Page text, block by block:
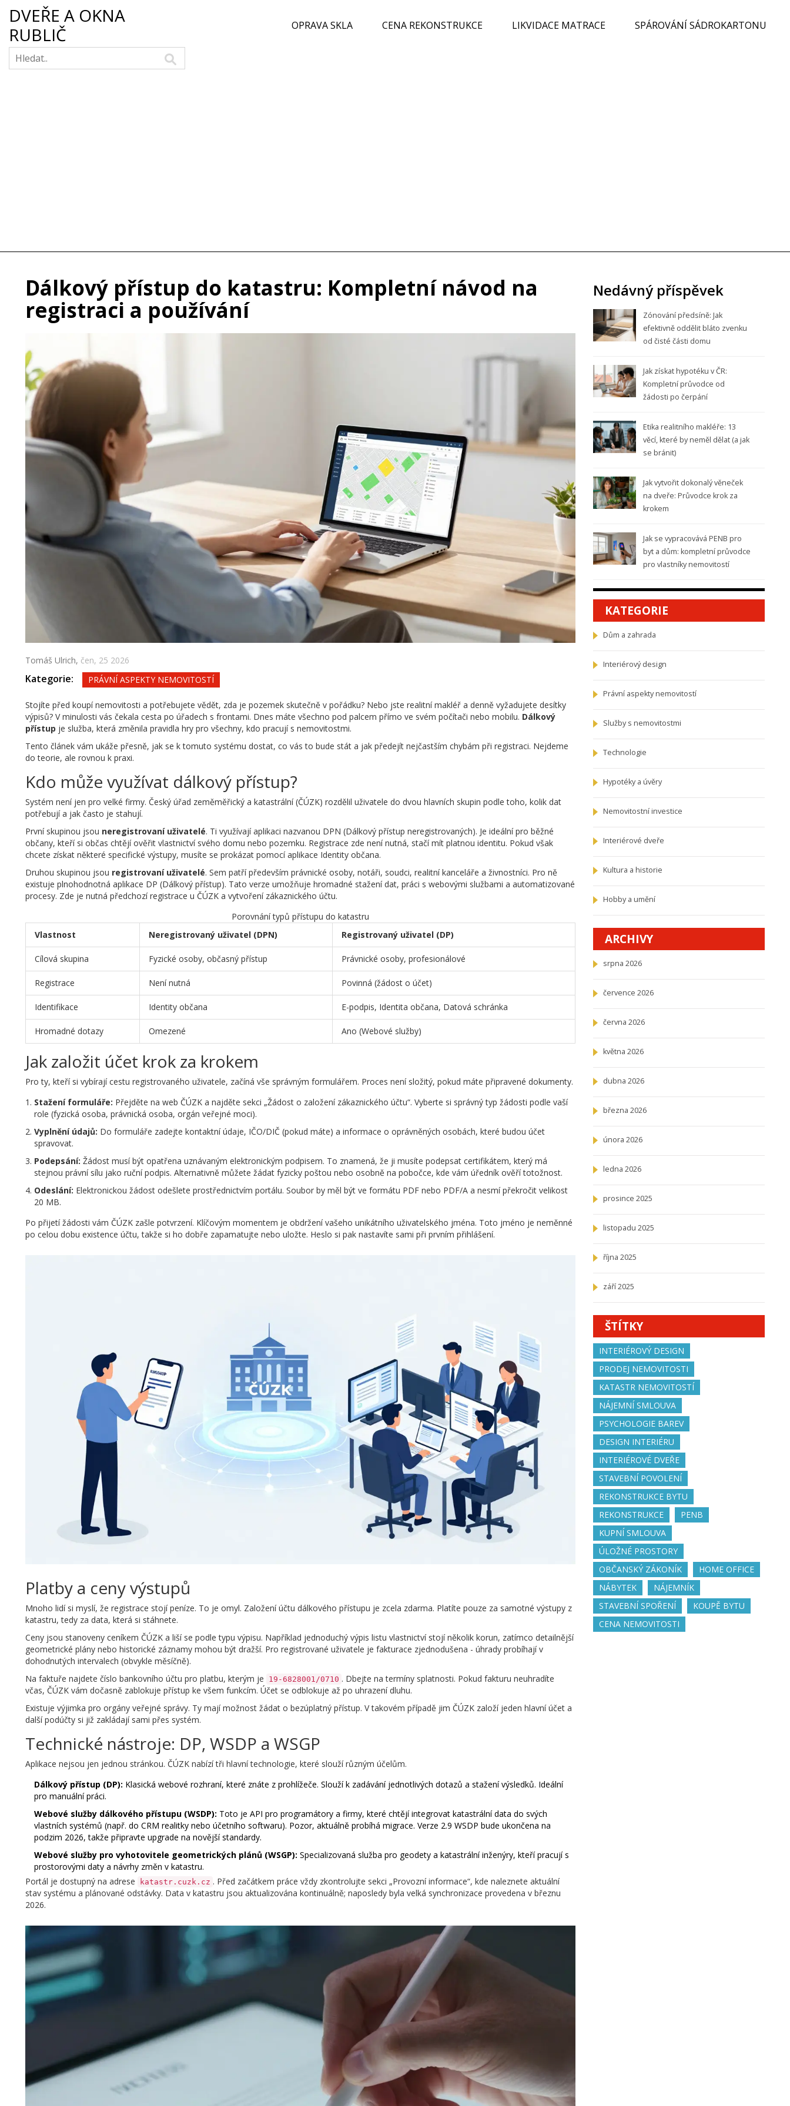
DVEŘE A OKNA
RUBLIČ
OPRAVA SKLA CENA REKONSTRUKCE LIKVIDACE MATRACE SPÁROVÁNÍ SÁDROKARTONU
Dálkový přístup do katastru: Kompletní návod na
registraci a používání
Tomáš Ulrich, čen, 25 2026
Kategorie: PRÁVNÍ ASPEKTY NEMOVITOSTÍ
Stojíte před koupí nemovitosti a potřebujete vědět, zda je pozemek skutečně v pořádku? Nebo jste realitní makléř a denně vyžadujete desítky
výpisů? V minulosti vás čekala cesta po úřadech s frontami. Dnes máte všechno pod palcem přímo ve svém počítači nebo mobilu. Dálkový
přístup je služba, která změnila pravidla hry pro všechny, kdo pracují s nemovitostmi.
Tento článek vám ukáže přesně, jak se k tomuto systému dostat, co vás to bude stát a jak předejít nejčastším chybám při registraci. Nejdeme
do teorie, ale rovnou k praxi.
Kdo může využívat dálkový přístup?
Systém není jen pro velké firmy. Český úřad zeměměřický a katastrální (ČÚZK) rozdělil uživatele do dvou hlavních skupin podle toho, kolik dat
potřebují a jak často je stahují.
První skupinou jsou neregistrovaní uživatelé. Ti využívají aplikaci nazvanou DPN (Dálkový přístup neregistrovaných). Je ideální pro běžné
občany, kteří si občas chtějí ověřit vlastnictví svého domu nebo pozemku. Registrace zde není nutná, stačí mít platnou identitu. Pokud však
chcete získat některé specifické výstupy, musíte se prokázat pomocí aplikace Identity občana.
Druhou skupinou jsou registrovaní uživatelé. Sem patří především právnické osoby, notáři, soudci, realitní kanceláře a živnostníci. Pro ně
existuje plnohodnotná aplikace DP (Dálkový přístup). Tato verze umožňuje hromadné stažení dat, práci s webovými službami a automatizované
procesy. Zde je nutná předchozí registrace u ČÚZK a vytvoření zákaznického účtu.
Porovnání typů přístupu do katastru
Vlastnost
Neregistrovaný uživatel (DPN) Registrovaný uživatel (DP)
Cílová skupina Fyzické osoby, občasný přístup Právnické osoby, profesionálové
Registrace Není nutná Povinná (žádost o účet)
Identifikace Identity občana E-podpis, Identita občana, Datová schránka
Hromadné dotazy Omezené Ano (Webové služby)
Jak založit účet krok za krokem
Pro ty, kteří si vybírají cestu registrovaného uživatele, začíná vše správným formulářem. Proces není složitý, pokud máte připravené dokumenty.
Stažení formuláře: Přejděte na web ČÚZK a najděte sekci „Žádost o založení zákaznického účtu“. Vyberte si správný typ žádosti podle vaší
role (fyzická osoba, právnická osoba, orgán veřejné moci).
Vyplnění údajů: Do formuláře zadejte kontaktní údaje, IČO/DIČ (pokud máte) a informace o oprávněných osobách, které budou účet
spravovat.
Podepsání: Žádost musí být opatřena uznávaným elektronickým podpisem. To znamená, že ji musíte podepsat certifikátem, který má
stejnou právní sílu jako ruční podpis. Alternativně můžete žádat fyzicky poštou nebo osobně na pobočce, kde vám úředník ověří totožnost.
Odeslání: Elektronickou žádost odešlete prostřednictvím portálu. Soubor by měl být ve formátu PDF nebo PDF/A a nesmí překročit velikost
20 MB.
Po přijetí žádosti vám ČÚZK zašle potvrzení. Klíčovým momentem je obdržení vašeho unikátního uživatelského jména. Toto jméno je neměnné
po celou dobu existence účtu, takže si ho dobře zapamatujte nebo uložte. Heslo si pak nastavíte sami při prvním přihlášení.
Platby a ceny výstupů
Mnoho lidí si myslí, že registrace stojí peníze. To je omyl. Založení účtu dálkového přístupu je zcela zdarma. Platíte pouze za samotné výstupy z
katastru, tedy za data, která si stáhnete.
Ceny jsou stanoveny ceníkem ČÚZK a liší se podle typu výpisu. Například jednoduchý výpis listu vlastnictví stojí několik korun, zatímco detailnější
geometrické plány nebo historické záznamy mohou být dražší. Pro registrované uživatele je fakturace zjednodušena - úhrady probíhají v
dohodnutých intervalech (obvykle měsíčně).
Na faktuře najdete číslo bankovního účtu pro platbu, kterým je
19-6828001/0710 . Dbejte na termíny splatnosti. Pokud fakturu neuhradíte
včas, ČÚZK vám dočasně zablokuje přístup ke všem funkcím. Účet se odblokuje až po uhrazení dluhu.
Existuje výjimka pro orgány veřejné správy. Ty mají možnost žádat o bezúplatný přístup. V takovém případě jim ČÚZK založí jeden hlavní účet a
další podúčty si již zakládají sami přes systém.
Technické nástroje: DP, WSDP a WSGP
Aplikace nejsou jen jednou stránkou. ČÚZK nabízí tři hlavní technologie, které slouží různým účelům.
Dálkový přístup (DP): Klasická webové rozhraní, které znáte z prohlížeče. Slouží k zadávání jednotlivých dotazů a stažení výsledků. Ideální
pro manuální práci.
Webové služby dálkového přístupu (WSDP): Toto je API pro programátory a firmy, které chtějí integrovat katastrální data do svých
vlastních systémů (např. do CRM realitky nebo účetního softwaru). Pozor, aktuálně probíhá migrace. Verze 2.9 WSDP bude ukončena na
podzim 2026, takže připravte upgrade na novější standardy.
Webové služby pro vyhotovitele geometrických plánů (WSGP): Specializovaná služba pro geodety a katastrální inženýry, kteří pracují s
prostorovými daty a návrhy změn v katastru.
Portál je dostupný na adrese
katastr.cuzk.cz . Před začátkem práce vždy zkontrolujte sekci „Provozní informace“, kde naleznete aktuální
stav systému a plánované odstávky. Data v katastru jsou aktualizována kontinuálně; naposledy byla velká synchronizace provedena v březnu
2026.
Nedávný příspěvek
Zónování předsíně: Jak
efektivně oddělit bláto zvenku
od čisté části domu
Jak získat hypotéku v ČR:
Kompletní průvodce od
žádosti po čerpání
Etika realitního makléře: 13
věcí, které by neměl dělat (a jak
se bránit)
Jak vytvořit dokonalý věneček
na dveře: Průvodce krok za
krokem
Jak se vypracovává PENB pro
byt a dům: kompletní průvodce
pro vlastníky nemovitostí
KATEGORIE
Dům a zahrada
Interiérový design
Právní aspekty nemovitostí
Služby s nemovitostmi
Technologie
Hypotéky a úvěry
Nemovitostní investice
Interiérové dveře
Kultura a historie
Hobby a umění
ARCHIVY
srpna 2026
července 2026
června 2026
května 2026
dubna 2026
března 2026
února 2026
ledna 2026
prosince 2025
listopadu 2025
října 2025
září 2025
ŠTÍTKY
INTERIÉROVÝ DESIGN
PRODEJ NEMOVITOSTI
KATASTR NEMOVITOSTÍ
NÁJEMNÍ SMLOUVA
PSYCHOLOGIE BAREV
DESIGN INTERIÉRU
INTERIÉROVÉ DVEŘE
STAVEBNÍ POVOLENÍ
REKONSTRUKCE BYTU
REKONSTRUKCE
PENB
KUPNÍ SMLOUVA
ÚLOŽNÉ PROSTORY
OBČANSKÝ ZÁKONÍK
HOME OFFICE
NÁBYTEK
NÁJEMNÍK
STAVEBNÍ SPOŘENÍ
KOUPĚ BYTU
CENA NEMOVITOSTI